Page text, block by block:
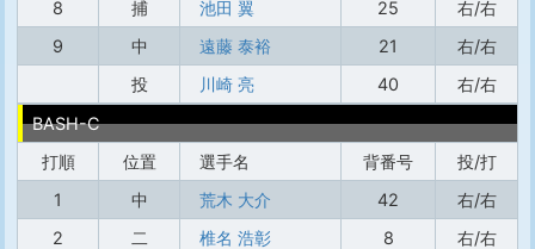
8
捕 池田 翼 25
右/右
9
中 遠藤 泰裕 21
右/右
投
川崎 亮 40
右/右
BASH-C
打順
位置 選手名 背番号
投/打
1
中 荒木 大介 42
右/右
2
二 椎名 浩彰 8
右/右